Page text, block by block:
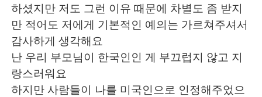
하셨지만 저도 그런 이유 때문에 차별도 좀 받지
만 적어도 저에게 기본적인 예의는 가르쳐주셔서
감사하게 생각해요
난 우리 부모님이 한국인인 게 부끄럽지 않고 지
랑스러워요
하지만 사람들이 나를 미국인으로 인정해주었으